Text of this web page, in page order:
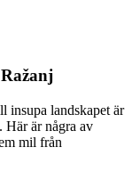
insupa landskapet är
Här är några av
mil från